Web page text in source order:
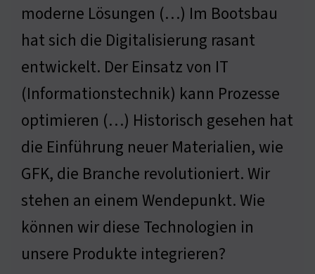
moderne Lösungen (…) Im Bootsbau
hat sich die Digitalisierung rasant
entwickelt. Der Einsatz von IT
(Informationstechnik) kann Prozesse
optimieren (…) Historisch gesehen hat
die Einführung neuer Materialien, wie
GFK, die Branche revolutioniert. Wir
stehen an einem Wendepunkt. Wie
können wir diese Technologien in
unsere Produkte integrieren?